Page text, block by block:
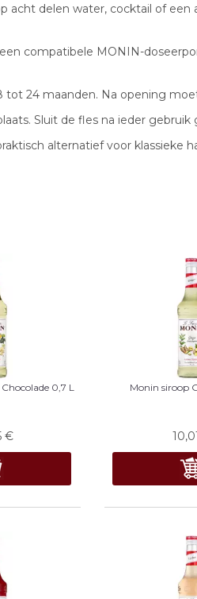
acht delen water, cocktail of
compatibele MONIN-
24 maanden. Na opening
Sluit de fles na ieder
alternatief voor klassieke
0,7 L
€
Monin siroop